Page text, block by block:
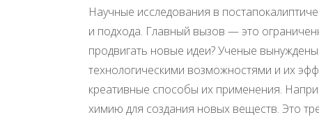
Научные исследования в
и подхода. Главный вызов — это
продвигать новые идеи? Ученые
технологическими возможностями и их
креативные способы их применения.
химию для создания новых веществ. Это